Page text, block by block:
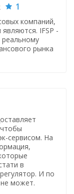
1
компаний,
IFSP -
рынка
сервисом. На
в
И по
не может.